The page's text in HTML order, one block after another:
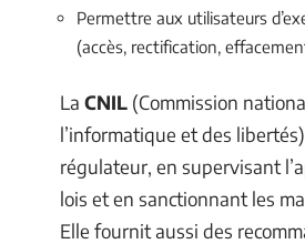
Permettre aux utilisateurs
(accès, rectification,
La CNIL (Commission
l’informatique et des
régulateur, en supervisant
lois et en sanctionnant les
Elle fournit aussi des